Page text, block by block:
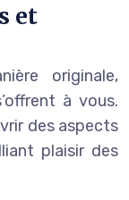
et
originale,
à vous.
des aspects
plaisir des